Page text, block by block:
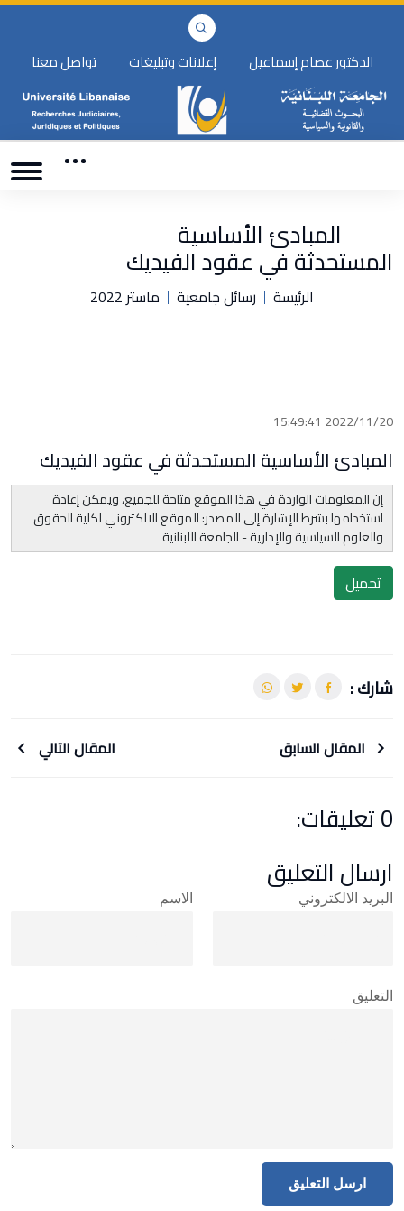
الدكتور عصام إسماعيل إعلانات وتبليغات تواصل معنا
المبادئ الأساسية
المستحدثة في عقود الفيديك
الرئيسة رسائل جامعية ماستر 2022
2022/11/20 15:49:41
المبادئ الأساسية المستحدثة في عقود الفيديك
إن المعلومات الواردة في هذا الموقع متاحة للجميع، ويمكن إعادة
استخدامها بشرط الإشارة إلى المصدر: الموقع الالكتروني لكلية الحقوق
والعلوم السياسية والإدارية - الجامعة اللبنانية
تحميل
شارك :
المقال السابق المقال التالي
0 تعليقات:
ارسال التعليق
الاسم البريد الالكتروني
التعليق